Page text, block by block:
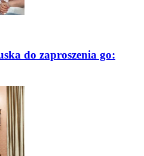
do zaproszenia go: